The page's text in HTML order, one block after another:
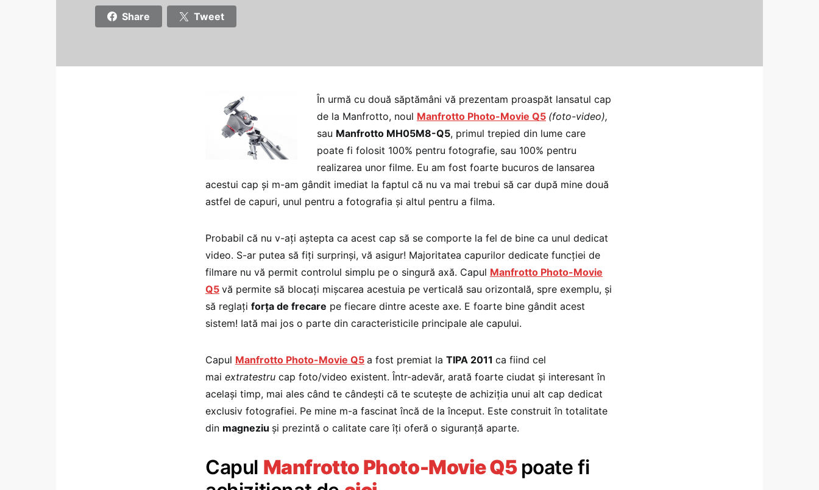
Share Tweet
În urmă cu două săptămâni vă prezentam proaspăt lansatul cap
de la Manfrotto, noul Manfrotto Photo-Movie Q5 (foto-video),
sau Manfrotto MH05M8-Q5, primul trepied din lume care
poate fi folosit 100% pentru fotografie, sau 100% pentru
realizarea unor filme. Eu am fost foarte bucuros de lansarea
acestui cap și m-am gândit imediat la faptul că nu va mai trebui să car după mine două
astfel de capuri, unul pentru a fotografia și altul pentru a filma.
Probabil că nu v-ați aștepta ca acest cap să se comporte la fel de bine ca unul dedicat
video. S-ar putea să fiți surprinși, vă asigur! Majoritatea capurilor dedicate funcției de
filmare nu vă permit controlul simplu pe o singură axă. Capul Manfrotto Photo-Movie
Q5 vă permite să blocați mișcarea acestuia pe verticală sau orizontală, spre exemplu, și
să reglați forța de frecare pe fiecare dintre aceste axe. E foarte bine gândit acest
sistem! Iată mai jos o parte din caracteristicile principale ale capului.
Capul Manfrotto Photo-Movie Q5 a fost premiat la TIPA 2011 ca fiind cel
mai extratestru cap foto/video existent. Într-adevăr, arată foarte ciudat și interesant în
același timp, mai ales când te cândești că te scutește de achiziția unui alt cap dedicat
exclusiv fotografiei. Pe mine m-a fascinat încă de la început. Este construit în totalitate
din magneziu și prezintă o calitate care îți oferă o siguranță aparte.
Capul Manfrotto Photo-Movie Q5 poate fi